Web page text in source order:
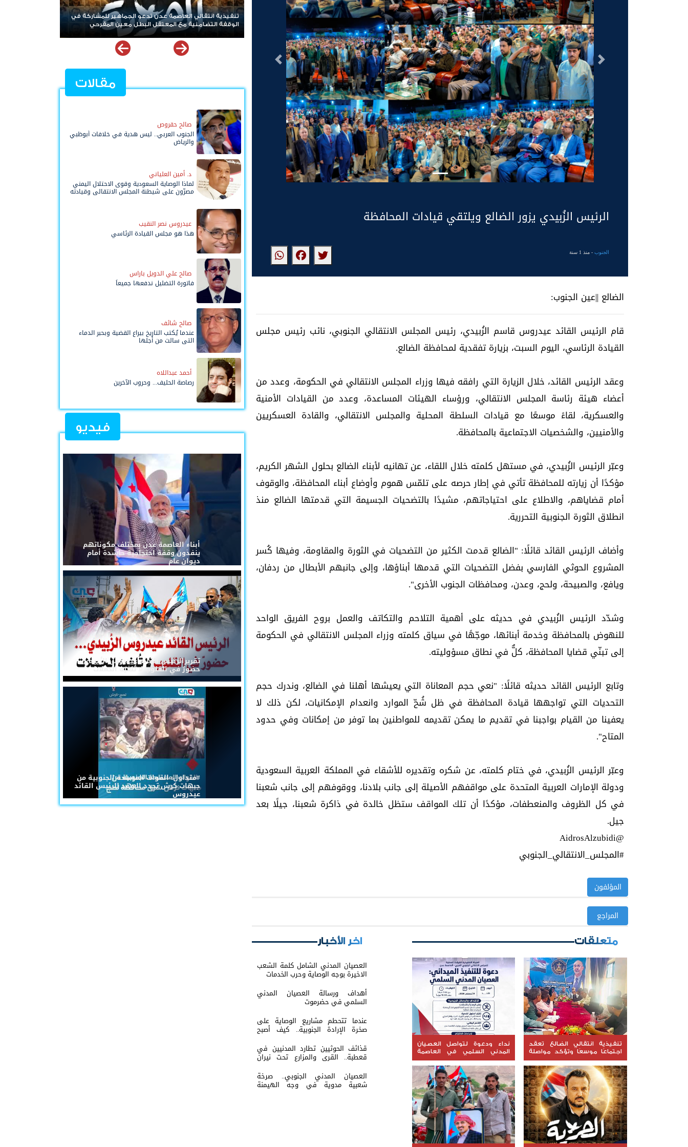
التالى السابق
الرئيس الزُبيدي يزور الضالع ويلتقي قيادات المحافظة
الجنوب- منذ 1 سنة
الضالع ||عين الجنوب:
قام الرئيس القائد عيدروس قاسم الزُبيدي، رئيس المجلس الانتقالي الجنوبي، نائب رئيس مجلس
القيادة الرئاسي، اليوم السبت، بزيارة تفقدية لمحافظة الضالع.
وعقد الرئيس القائد، خلال الزيارة التي رافقه فيها وزراء المجلس الانتقالي في الحكومة، وعدد من
أعضاء هيئة رئاسة المجلس الانتقالي، ورؤساء الهيئات المساعدة، وعدد من القيادات الأمنية
والعسكرية، لقاءً موسعًا مع قيادات السلطة المحلية والمجلس الانتقالي، والقادة العسكريين
والأمنيين، والشخصيات الاجتماعية بالمحافظة.
وعبّر الرئيس الزُبيدي، في مستهل كلمته خلال اللقاء، عن تهانيه لأبناء الضالع بحلول الشهر الكريم،
مؤكدًا أن زيارته للمحافظة تأتي في إطار حرصه على تلمّس هموم وأوضاع أبناء المحافظة، والوقوف
أمام قضاياهم، والاطلاع على احتياجاتهم، مشيدًا بالتضحيات الجسيمة التي قدمتها الضالع منذ
انطلاق الثورة الجنوبية التحررية.
وأضاف الرئيس القائد قائلًا: "الضالع قدمت الكثير من التضحيات في الثورة والمقاومة، وفيها كُسر
المشروع الحوثي الفارسي بفضل التضحيات التي قدمها أبناؤها، وإلى جانبهم الأبطال من ردفان،
ويافع، والصبيحة، ولحج، وعدن، ومحافظات الجنوب الأخرى".
وشدّد الرئيس الزُبيدي في حديثه على أهمية التلاحم والتكاتف والعمل بروح الفريق الواحد
للنهوض بالمحافظة وخدمة أبنائها، موجّهًا في سياق كلمته وزراء المجلس الانتقالي في الحكومة
إلى تبنّي قضايا المحافظة، كلٌّ في نطاق مسؤوليته.
وتابع الرئيس القائد حديثه قائلًا: "نعي حجم المعاناة التي يعيشها أهلنا في الضالع، وندرك حجم
التحديات التي تواجهها قيادة المحافظة في ظل شُحّ الموارد وانعدام الإمكانيات، لكن ذلك لا
يعفينا من القيام بواجبنا في تقديم ما يمكن تقديمه للمواطنين بما توفر من إمكانات وفي حدود
المتاح".
وعبّر الرئيس الزُبيدي، في ختام كلمته، عن شكره وتقديره للأشقاء في المملكة العربية السعودية
ودولة الإمارات العربية المتحدة على مواقفهم الأصيلة إلى جانب بلادنا، ووقوفهم إلى جانب شعبنا
في كل الظروف والمنعطفات، مؤكدًا أن تلك المواقف ستظل خالدة في ذاكرة شعبنا، جيلًا بعد
جيل.
@AidrosAlzubidi
#المجلس_الانتقالي_الجنوبي
المؤلفون
المراجع
متعلقات
تنفيذية انتقالي الضالع تعقد
اجتماعًا موسعًا وتؤكد مواصلة
التصعيد الشعبي
نداء ودعوة لتواصل العصيان
المدني السلمي في العاصمة
عدن
اخر الأخبار
العصيان المدني الشامل كلمة الشعب
الاخيرة بوجه الوصاية وحرب الخدمات
أهداف ورسالة العصيان المدني
السلمي في حضرموت
عندما تتحطم مشاريع الوصاية على
صخرة الإرادة الجنوبية.. كيف أصبح
التمسك بالثوابت الوطنية خط الدفاع
الأول؟
قذائف الحوثيين تطارد المدنيين في
قعطبة.. القرى والمزارع تحت نيران
العصيان المدني الجنوبي.. صرخة
شعبية مدوية في وجه الهيمنة
والوصاية وإعلان تمسّك الجنوب بحقه
رغم العواصف والمؤامرات.. الجنوب يتمسك بحلمه الكبير
واستعادة الدولة باتت عنوانًا لمرحلة الصمود
مقالات
صالح حقروص
الجنوب العربي.. ليس هدية في خلافات أبوظبي
والرياض
د. أمين العلياني
لماذا الوصاية السعودية وقوى الاحتلال اليمني
مصرّون على شيطنة المجلس الانتقالي وقيادته
عيدروس نصر النقيب
هذا هو مجلس القيادة الرئاسي
صالح علي الدويل باراس
فاتورة التضليل ندفعها جميعاً
صالح شائف
عندما يُكتب التاريخ بيراع القضية وبحبر الدماء
التي سالت من أجلها
أحمد عبداللاه
رصاصة الحليف... وحروب الآخرين
فيديو
أبناء العاصمة عدن بمختلف مكوناتهم
ينفذون وقفة احتجاجية حاشدة أمام
ديوان عام
تقريرالرئيس القائد عيدروس الزُبيدي...
حضورٌ في القلوب لا تُلغيه الحملات
#متداول: القوات المسلحة الجنوبية من
جبهات كرش تجدد العهد للرئيس القائد
عيدروس